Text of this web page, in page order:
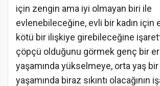
için zengin ama iyi olmayan biri ile
evlenebileceğine, evli bir kadın için
kötü bir ilişkiye girebileceğine
çöpçü olduğunu görmek genç bir
yaşamında yükselmeye, orta yaş
yaşamında biraz sıkıntı olacağının